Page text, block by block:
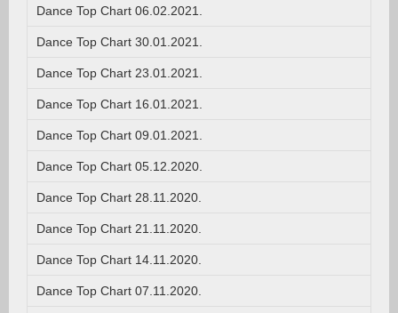
Dance Top Chart 06.02.2021.
Dance Top Chart 30.01.2021.
Dance Top Chart 23.01.2021.
Dance Top Chart 16.01.2021.
Dance Top Chart 09.01.2021.
Dance Top Chart 05.12.2020.
Dance Top Chart 28.11.2020.
Dance Top Chart 21.11.2020.
Dance Top Chart 14.11.2020.
Dance Top Chart 07.11.2020.